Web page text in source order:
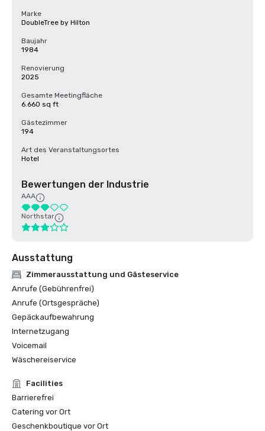
Marke
DoubleTree by Hilton
Baujahr
1984
Renovierung
2025
Gesamte Meetingfläche
6.660 sq ft
Gästezimmer
194
Art des Veranstaltungsortes
Hotel
Bewertungen der Industrie
AAA
Northstar
Ausstattung
Zimmerausstattung und Gästeservice
Anrufe (Gebührenfrei)
Anrufe (Ortsgespräche)
Gepäckaufbewahrung
Internetzugang
Voicemail
Wäschereiservice
Facilities
Barrierefrei
Catering vor Ort
Geschenkboutique vor Ort